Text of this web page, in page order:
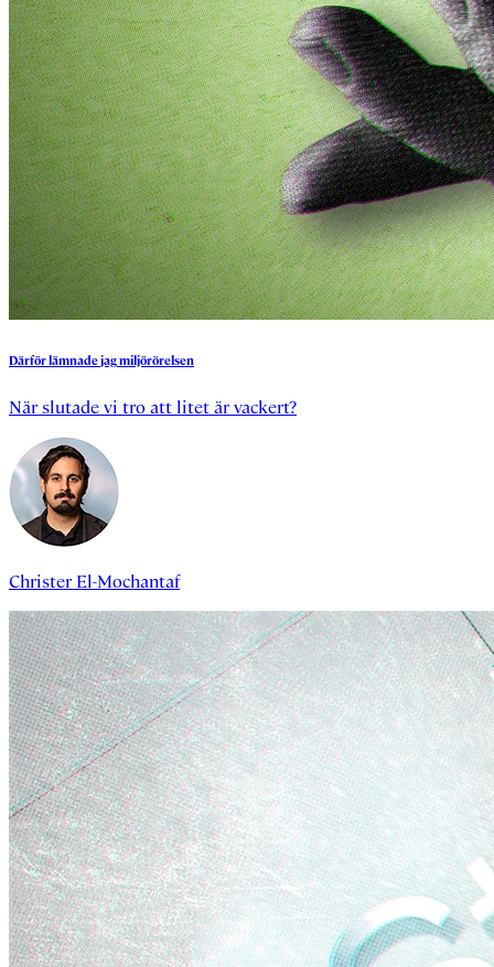
Därförlämnadejagmiljörörelsen
När slutade vi tro att litet är vackert?
Christer El-Mochantaf